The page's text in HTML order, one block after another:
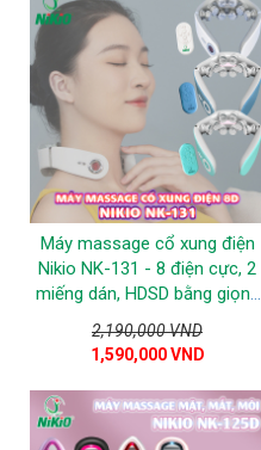
Máy massage cổ xung điện
Nikio NK-131 - 8 điện cực, 2
miếng dán, HDSD bằng giọng
nói
2,190,000 VND
1,590,000 VND